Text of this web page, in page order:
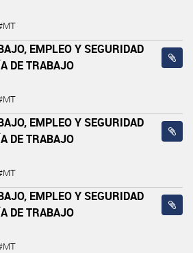
EMPLEO Y SEGURIDAD
DE TRABAJO
EMPLEO Y SEGURIDAD
DE TRABAJO
EMPLEO Y SEGURIDAD
DE TRABAJO